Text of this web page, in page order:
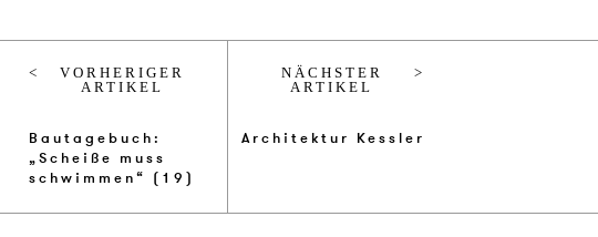
VORHERIGER
ARTIKEL
Bau­tage­buch:
„Scheiße muss
schwim­men“ (19)
NÄCHSTER
ARTIKEL
Ar­chi­tek­tur Kessler